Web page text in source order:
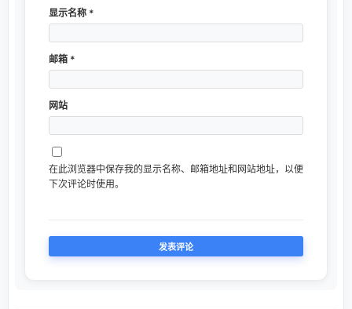
显示名称 *
邮箱 *
网站
在此浏览器中保存我的显示名称、邮箱地址和网站地址，以便
下次评论时使用。